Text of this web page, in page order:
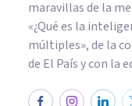
maravillas de la
«¿Qué es la
múltiples», de la
de El País y con la